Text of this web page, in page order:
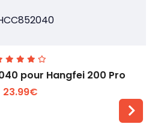
pour Hangfei 200 Pro
23.99€